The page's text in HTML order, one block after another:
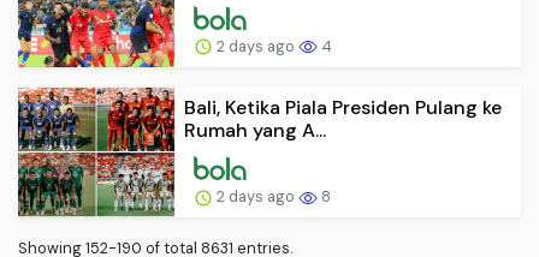
2 days ago 4
Bali, Ketika Piala Presiden Pulang ke
Rumah yang A...
2 days ago 8
Showing 152-190 of total 8631 entries.